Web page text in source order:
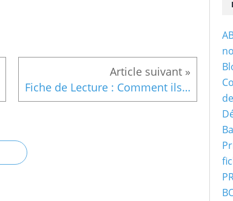
Fiche de Lecture : Comment ils nous ont volé le football